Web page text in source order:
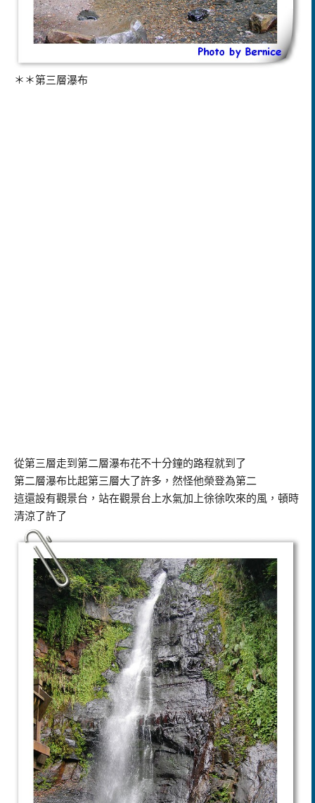
＊＊第三層瀑布
從第三層走到第二層瀑布花不十分鐘的路程就到了
第二層瀑布比起第三層大了許多，然怪他榮登為第二
這還設有觀景台，站在觀景台上水氣加上徐徐吹來的風，頓時
清涼了許了